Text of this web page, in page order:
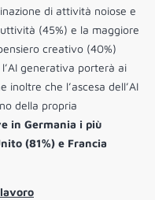
di attività noiose e
(45%) e la maggiore
creativo (40%)
generativa porterà ai
che l’ascesa dell’AI
della propria
in Germania i più
(81%) e Francia